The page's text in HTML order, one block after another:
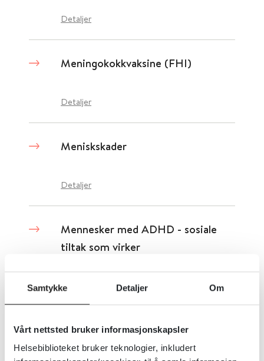
Samtykke Detaljer Om
Vårt nettsted bruker informasjonskapsler
Helsebiblioteket bruker teknologier, inkludert
Detaljer
Meningokokkvaksine (FHI)
Detaljer
Meniskskader
Detaljer
Mennesker med ADHD - sosiale
tiltak som virker
Detaljer
Menneskerettsloven